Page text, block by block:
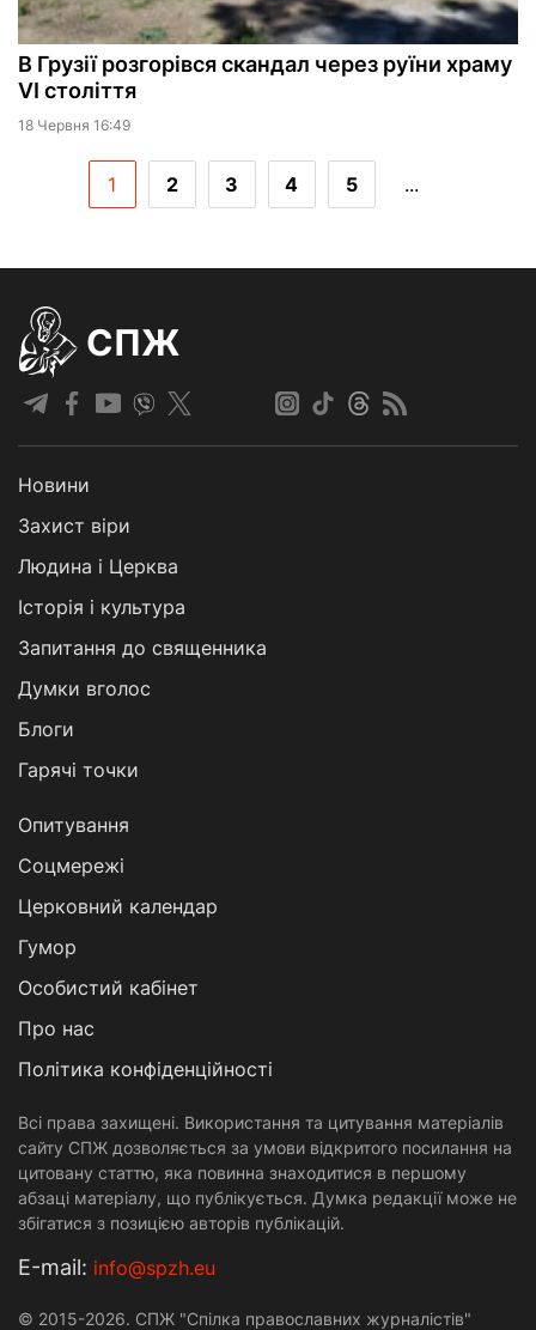
В Грузії розгорівся скандал через руїни храму
VI століття
18 Червня 16:49
1 2 3 4 5 ...
СПЖ
Новини
Захист віри
Людина і Церква
Історія і культура
Запитання до священника
Думки вголос
Блоги
Гарячі точки
Опитування
Соцмережі
Церковний календар
Гумор
Особистий кабінет
Про нас
Політика конфіденційності
Всі права захищені. Використання та цитування матеріалів
сайту СПЖ дозволяється за умови відкритого посилання на
цитовану статтю, яка повинна знаходитися в першому
абзаці матеріалу, що публікується. Думка редакції може не
збігатися з позицією авторів публікацій.
Е-mail: info@spzh.eu
© 2015-2026. СПЖ "Спілка православних журналістів"